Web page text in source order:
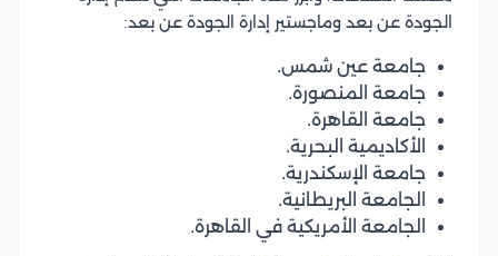
الجودة عن بعد وماجستير إدارة الجودة عن بعد:
جامعة عين شمس.
جامعة المنصورة.
جامعة القاهرة.
الأكاديمية البحرية.
جامعة الإسكندرية.
الجامعة البريطانية.
الجامعة الأمريكية في القاهرة.